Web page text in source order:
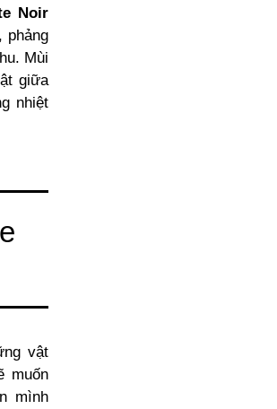
Noir
phảng
Mùi
giữa
nhiệt
vật
muốn
mình